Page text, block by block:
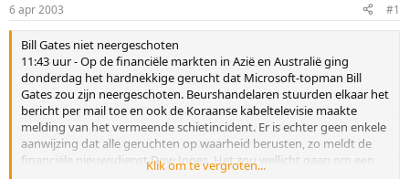
s
t
a
r
t
e
r
m
6 apr 2003 #1
Bill Gates niet neergeschoten
11:43 uur - Op de financiële markten in Azië en Australië ging
donderdag het hardnekkige gerucht dat Microsoft-topman Bill
Gates zou zijn neergeschoten. Beurshandelaren stuurden elkaar het
bericht per mail toe en ook de Koraanse kabeltelevisie maakte
melding van het vermeende schietincident. Er is echter geen enkele
aanwijzing dat alle geruchten op waarheid berusten, zo meldt de
financiële nieuwsdienst Dow Jones. Het zou wellicht gaan om een
Klik om te vergroten...